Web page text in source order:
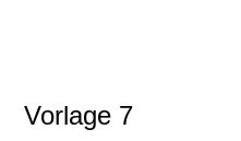
Vorlage 7